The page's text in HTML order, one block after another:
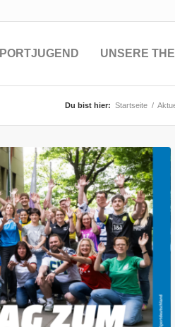
UNSERE
Du bist hier: Startseite /